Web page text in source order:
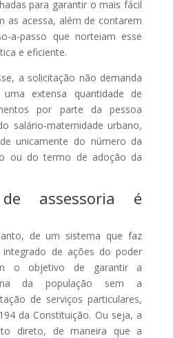
para garantir o mais fácil
as acessa, além de contarem
a-passo que norteiam esse
e eficiente.
a solicitação não demanda
extensa quantidade de
por parte da pessoa
salário-maternidade urbano,
unicamente do número da
ou do termo de adoção da
de assessoria é
de um sistema que faz
de ações do poder
o objetivo de garantir a
da população sem a
de serviços particulares,
da Constituição. Ou seja, a
direto, de maneira que a